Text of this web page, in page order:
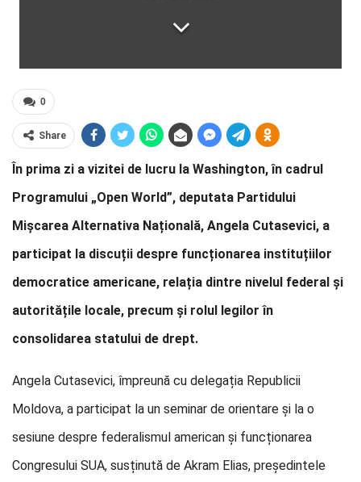
0
Share
În prima zi a vizitei de lucru la Washington, în cadrul
Programului „Open World”, deputata Partidului
Mișcarea Alternativa Națională, Angela Cutasevici, a
participat la discuții despre funcționarea instituțiilor
democratice americane, relația dintre nivelul federal și
autoritățile locale, precum și rolul legilor în
consolidarea statului de drept.
Angela Cutasevici, împreună cu delegația Republicii
Moldova, a participat la un seminar de orientare și la o
sesiune despre federalismul american și funcționarea
Congresului SUA, susținută de Akram Elias, președintele